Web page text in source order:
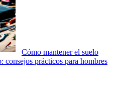
Cómo mantener el suelo
prácticos para hombres